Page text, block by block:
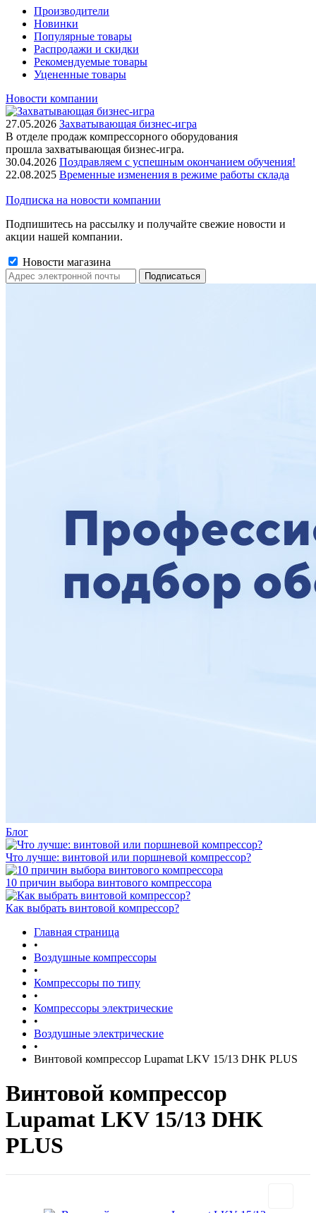
Производители
Новинки
Популярные товары
Распродажи и скидки
Рекомендуемые товары
Уцененные товары
Новости компании
27.05.2026 Захватывающая бизнес-игра
В отделе продаж компрессорного оборудования
прошла захватывающая бизнес-игра.
30.04.2026 Поздравляем с успешным окончанием обучения!
22.08.2025 Временные изменения в режиме работы склада
Подписка на новости компании
Подпишитесь на рассылку и получайте свежие новости и
акции нашей компании.
Новости магазина
Блог
Что лучше: винтовой или поршневой компрессор?
10 причин выбора винтового компрессора
Как выбрать винтовой компрессор?
Главная страница
•
Воздушные компрессоры
•
Компрессоры по типу
•
Компрессоры электрические
•
Воздушные электрические
•
Винтовой компрессор Lupamat LKV 15/13 DHK PLUS
Винтовой компрессор
Lupamat LKV 15/13 DHK
PLUS